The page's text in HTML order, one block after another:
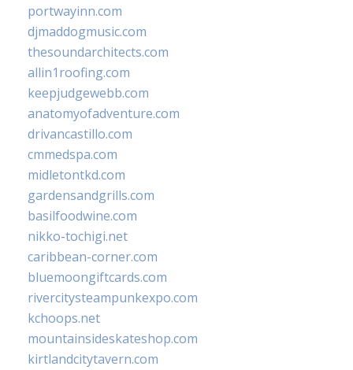
portwayinn.com
djmaddogmusic.com
thesoundarchitects.com
allin1roofing.com
keepjudgewebb.com
anatomyofadventure.com
drivancastillo.com
cmmedspa.com
midletontkd.com
gardensandgrills.com
basilfoodwine.com
nikko-tochigi.net
caribbean-corner.com
bluemoongiftcards.com
rivercitysteampunkexpo.com
kchoops.net
mountainsideskateshop.com
kirtlandcitytavern.com